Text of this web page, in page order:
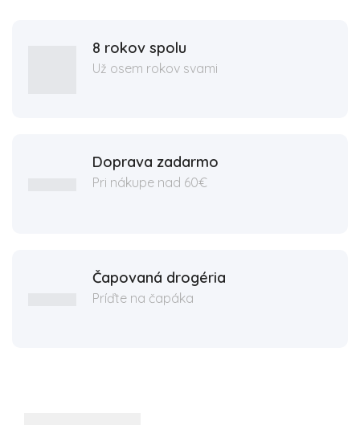
8 rokov spolu
Už osem rokov svami
Doprava zadarmo
Pri nákupe nad 60€
Čapovaná drogéria
Príďte na čapáka